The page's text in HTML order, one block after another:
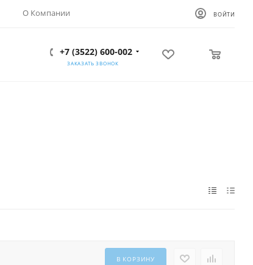
О Компании ВОЙТИ
+7 (3522) 600-002
ЗАКАЗАТЬ ЗВОНОК
В КОРЗИНУ